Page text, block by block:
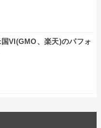
国VI(GMO、楽天)のパフォ